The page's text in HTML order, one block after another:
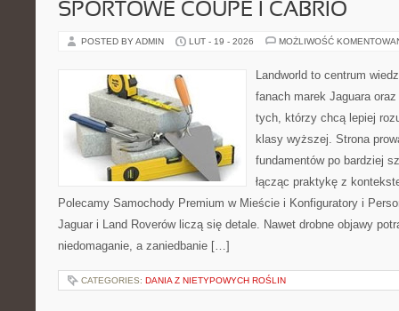
SPORTOWE COUPE I CABRIO
POSTED BY ADMIN LUT - 19 - 2026 MOŻLIWOŚĆ
Landworld to centrum
fanach marek Jaguara
tych, którzy chcą lepiej
klasy wyższej. Strona
fundamentów po bardziej
łącząc praktykę z
Polecamy Samochody Premium w Mieście i Konfiguratory i
Jaguar i Land Roverów liczą się detale. Nawet drobne objawy
niedomaganie, a zaniedbanie […]
CATEGORIES: DANIA Z NIETYPOWYCH ROŚLIN